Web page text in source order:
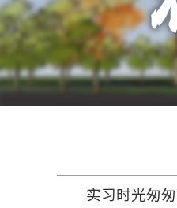
实习时光匆